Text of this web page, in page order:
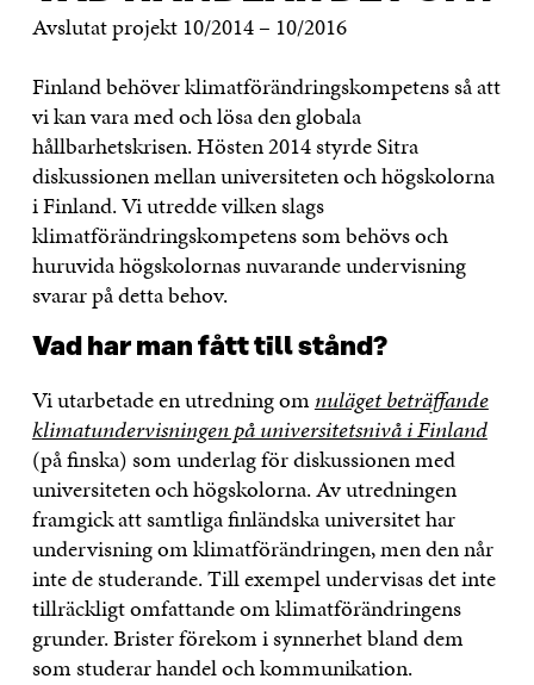
Avslutat projekt 10/2014 – 10/2016
Finland behöver klimatförändringskompetens så att
vi kan vara med och lösa den globala
hållbarhetskrisen. Hösten 2014 styrde Sitra
diskussionen mellan universiteten och högskolorna
i Finland. Vi utredde vilken slags
klimatförändringskompetens som behövs och
huruvida högskolornas nuvarande undervisning
svarar på detta behov.
Vad har man fått till stånd?
Vi utarbetade en utredning omnuläget beträffande
klimatundervisningen på universitetsnivå i Finland
(på finska) som underlag för diskussionen med
universiteten och högskolorna. Av utredningen
framgick att samtliga finländska universitet har
undervisning om klimatförändringen, men den når
inte de studerande. Till exempel undervisas det inte
tillräckligt omfattande om klimatförändringens
grunder. Brister förekom i synnerhet bland dem
som studerar handel och kommunikation.